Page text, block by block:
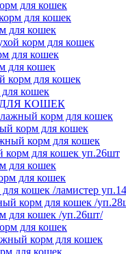
для кошек
для кошек
для кошек
корм для кошек
для кошек
для кошек
корм для кошек
кошек
КОШЕК
корм для кошек
корм для кошек
корм для кошек
для кошек уп.26шт
для кошек
для кошек
кошек /ламистер
корм для кошек /
для кошек /уп.26шт/
для кошек
корм для кошек
для кошек